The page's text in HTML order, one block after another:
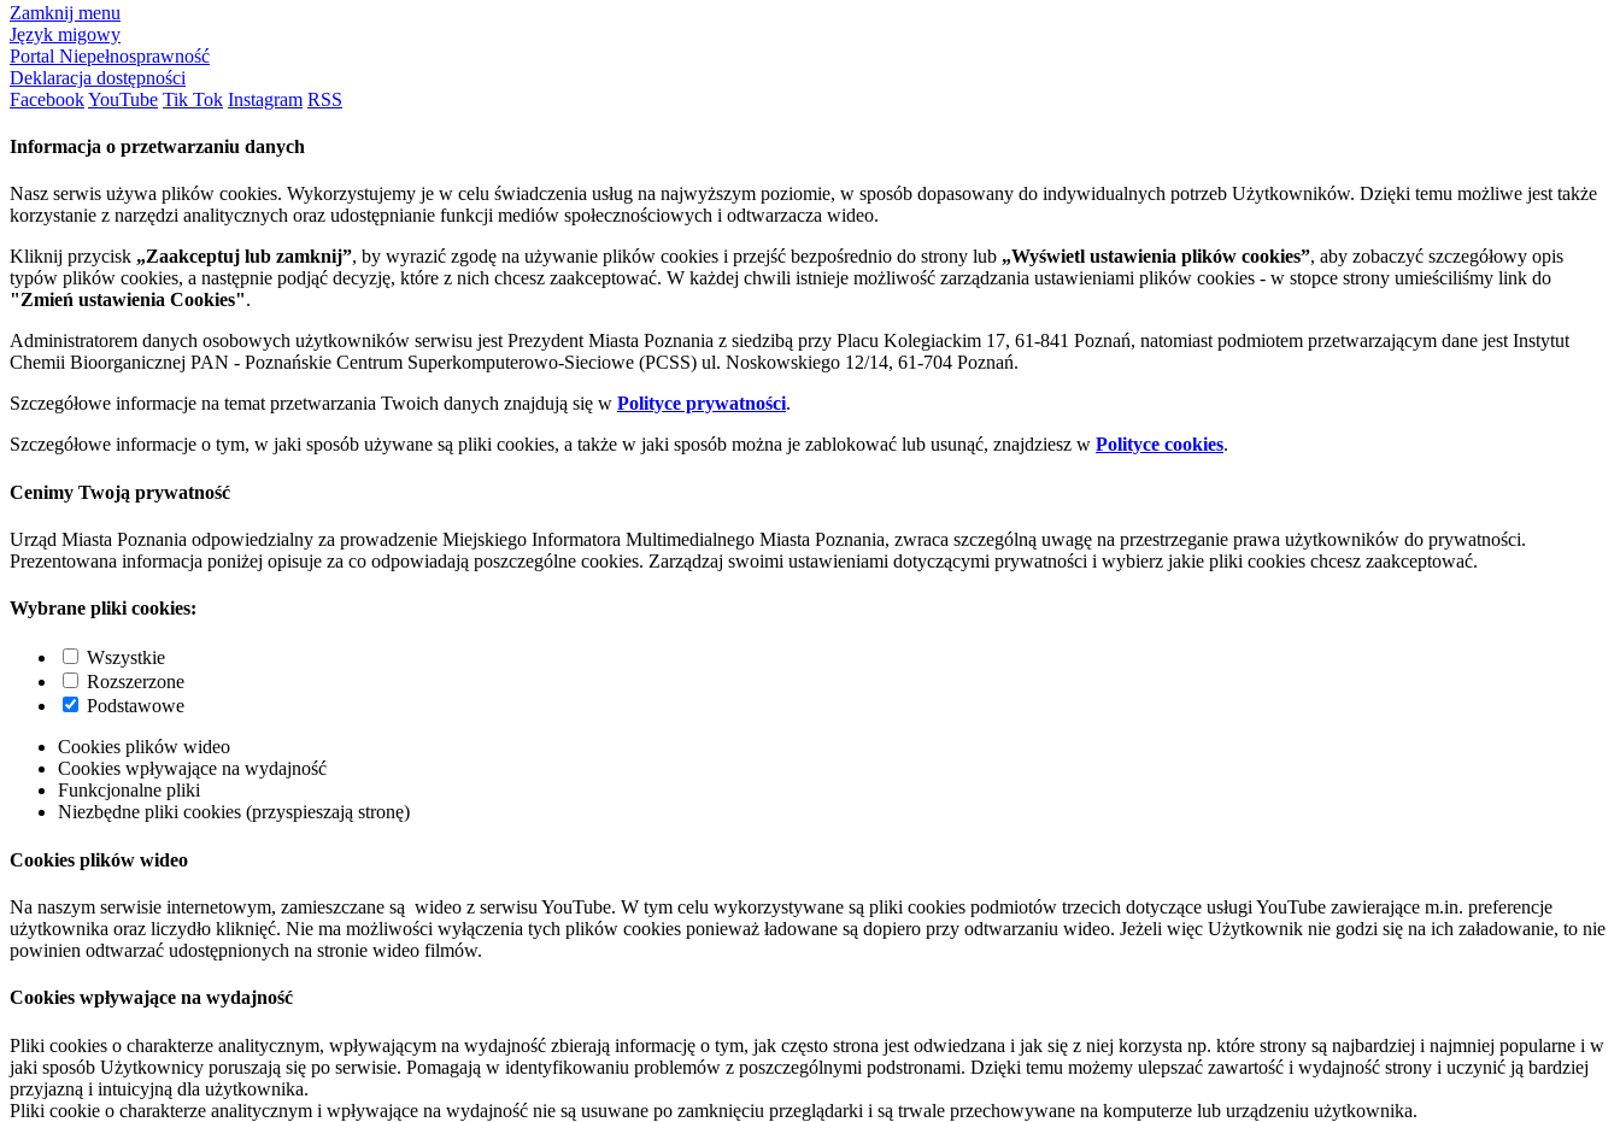
Zamknij menu
Język migowy
Portal Niepełnosprawność
Deklaracja dostępności
FacebookYouTube Tik Tok Instagram RSS
Informacja o przetwarzaniu danych
Nasz serwis używa plików cookies. Wykorzystujemy je w celu świadczenia usług na najwyższym poziomie, w sposób dopasowany do indywidualnych potrzeb Użytkowników. Dzięki temu możliwe jest także
korzystanie z narzędzi analitycznych oraz udostępnianie funkcji mediów społecznościowych i odtwarzacza wideo.
Kliknij przycisk „Zaakceptuj lub zamknij”, by wyrazić zgodę na używanie plików cookies i przejść bezpośrednio do strony lub „Wyświetl ustawienia plików cookies”, aby zobaczyć szczegółowy opis
typów plików cookies, a następnie podjąć decyzję, które z nich chcesz zaakceptować. W każdej chwili istnieje możliwość zarządzania ustawieniami plików cookies - w stopce strony umieściliśmy link do
"Zmień ustawienia Cookies".
Administratorem danych osobowych użytkowników serwisu jest Prezydent Miasta Poznania z siedzibą przy Placu Kolegiackim 17, 61-841 Poznań, natomiast podmiotem przetwarzającym dane jest Instytut
Chemii Bioorganicznej PAN - Poznańskie Centrum Superkomputerowo-Sieciowe (PCSS) ul. Noskowskiego 12/14, 61-704 Poznań.
Szczegółowe informacje na temat przetwarzania Twoich danych znajdują się w Polityce prywatności.
Szczegółowe informacje o tym, w jaki sposób używane są pliki cookies, a także w jaki sposób można je zablokować lub usunąć, znajdziesz w Polityce cookies.
Cenimy Twoją prywatność
Urząd Miasta Poznania odpowiedzialny za prowadzenie Miejskiego Informatora Multimedialnego Miasta Poznania, zwraca szczególną uwagę na przestrzeganie prawa użytkowników do prywatności.
Prezentowana informacja poniżej opisuje za co odpowiadają poszczególne cookies. Zarządzaj swoimi ustawieniami dotyczącymi prywatności i wybierz jakie pliki cookies chcesz zaakceptować.
Wybrane pliki cookies:
Wszystkie
Rozszerzone
Podstawowe
Cookies plików wideo
Cookies wpływające na wydajność
Funkcjonalne pliki
Niezbędne pliki cookies (przyspieszają stronę)
Cookies plików wideo
Na naszym serwisie internetowym, zamieszczane są wideo z serwisu YouTube. W tym celu wykorzystywane są pliki cookies podmiotów trzecich dotyczące usługi YouTube zawierające m.in. preferencje
użytkownika oraz liczydło kliknięć. Nie ma możliwości wyłączenia tych plików cookies ponieważ ładowane są dopiero przy odtwarzaniu wideo. Jeżeli więc Użytkownik nie godzi się na ich załadowanie, to nie
powinien odtwarzać udostępnionych na stronie wideo filmów.
Cookies wpływające na wydajność
Pliki cookies o charakterze analitycznym, wpływającym na wydajność zbierają informację o tym, jak często strona jest odwiedzana i jak się z niej korzysta np. które strony są najbardziej i najmniej popularne i w
jaki sposób Użytkownicy poruszają się po serwisie. Pomagają w identyfikowaniu problemów z poszczególnymi podstronami. Dzięki temu możemy ulepszać zawartość i wydajność strony i uczynić ją bardziej
przyjazną i intuicyjną dla użytkownika.
Pliki cookie o charakterze analitycznym i wpływające na wydajność nie są usuwane po zamknięciu przeglądarki i są trwale przechowywane na komputerze lub urządzeniu użytkownika.